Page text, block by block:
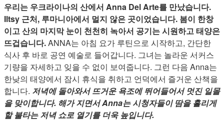
우리는 우크라이나의 산에서 Anna Del Arte를 만났습니다.
Iltsy 근처, 루마니아에서 멀지 않은 곳이었습니다. 봄이 한창
이고 산의 마지막 눈이 천천히 녹아서 공기는 시원하고 태양은
뜨겁습니다.ANNA는 아침 요가 루틴으로 시작하고, 간단한
식사 후 바로 공연 예술로 들어갑니다. 그녀는 놀라운 서커스
기량을 자세하고 잊을 수 없이 보여줍니다. 그런 다음 Anna는
한낮의 태양에서 잠시 휴식을 취하고 언덕에서 즐거운 산책을
합니다. 저녁에 돌아와서 뜨거운 욕조에 뛰어들어서 멋진 일몰
을 맞이합니다. 해가 지면서 Anna는 시청자들이 땀을 흘리게
할 불타는 저녁 쇼로 열기를 더욱 높입니다.